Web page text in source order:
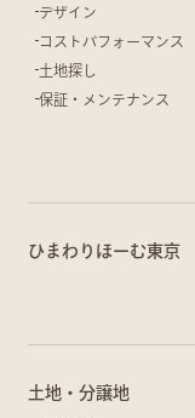
デザイン
コストパフォーマンス
土地探し
保証・メンテナンス
ひまわりほーむ東京
土地・分譲地